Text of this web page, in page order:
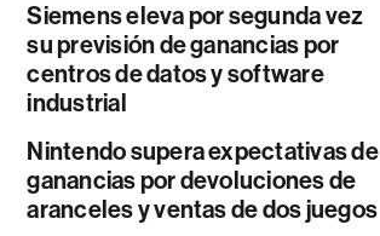
Siemens eleva por segunda vez
su previsión de ganancias por
centros de datos y software
industrial
Nintendo supera expectativas de
ganancias por devoluciones de
aranceles y ventas de dos juegos